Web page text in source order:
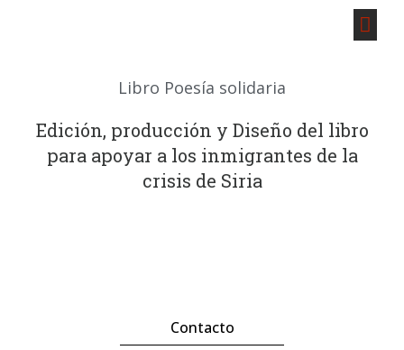
Libro Poesía solidaria
Edición, producción y Diseño del libro
para apoyar a los inmigrantes de la
crisis de Siria
Contacto